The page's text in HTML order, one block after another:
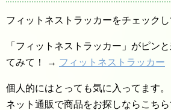
フィットネストラッカーをチェックし
「フィットネストラッカー」がピン
てみて！ → フィットネストラッカー
個人的にはとっても気に入ってます。
ネット通販で商品をお探しならこちら